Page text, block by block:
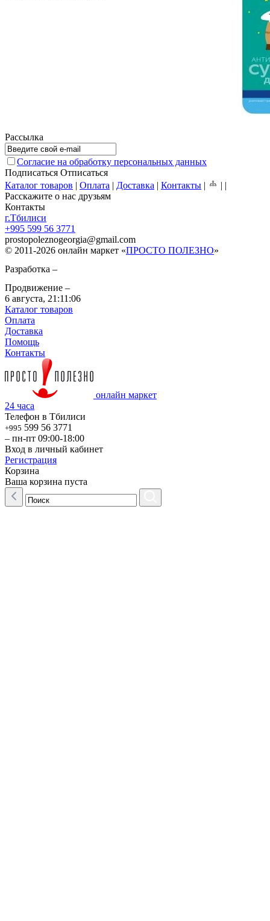
Рассылка
Согласие на обработку персональных данных
Подписаться Отписаться
Каталог товаров | Оплата | Доставка | Контакты | | |
Расскажите о нас друзьям
Контакты
г.Тбилиси
+995 599 56 3771
prostopoleznogeorgia@gmail.com
© 2011-2026 онлайн маркет «ПРОСТО ПОЛЕЗНО»
Разработка –
Продвижение –
6 августа, 21:11:06
Каталог товаров
Оплата
Доставка
Помощь
Контакты
онлайн маркет
24 часа
Телефон в Тбилиси
+995 599 56 3771
– пн-пт 09:00-18:00
Вход в личный кабинет
Регистрация
Корзина
Ваша корзина пуста